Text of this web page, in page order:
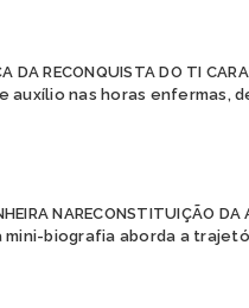
DA RECONQUISTA DO TI
nas horas enfermas,
NARECONSTITUIÇÃO
mini-biografia aborda a